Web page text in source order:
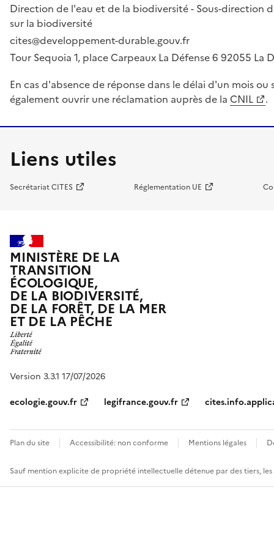
Direction de l'eau et de la biodiversité - Sous-direction
sur la biodiversité
cites@developpement-durable.gouv.fr
Tour Sequoia 1, place Carpeaux La Défense 6 92055 La
En cas d'absence de réponse dans le délai d'un mois
également ouvrir une réclamation auprès de la CNIL .
Liens utiles
Secrétariat CITES Réglementation UE
MINISTÈRE DE LA
TRANSITION
ÉCOLOGIQUE,
DE LA BIODIVERSITÉ,
DE LA FORÊT, DE LA MER
ET DE LA PÊCHE
Version 3.3.1 17/07/2026
ecologie.gouv.fr
legifrance.gouv.fr
Plan du site Accessibilité: non conforme Mentions légales
Sauf mention explicite de propriété intellectuelle détenue par des tiers,